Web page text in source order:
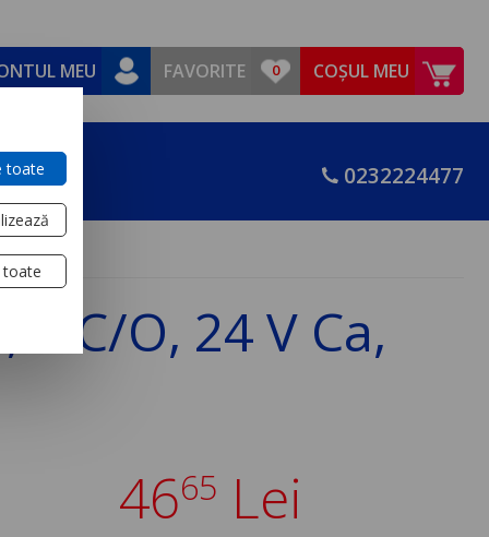
MEU FAVORITE COȘUL MEU
0232224477
C/O, 24 V Ca,
4665 Lei
toate
toate